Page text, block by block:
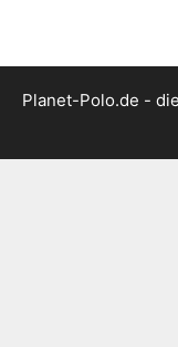
Planet-Polo.de -